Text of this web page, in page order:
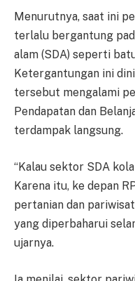
Menurutnya, saat ini
terlalu bergantung
alam (SDA) seperti
Ketergantungan ini
tersebut mengalami
Pendapatan dan
terdampak langsung.
“Kalau sektor SDA
Karena itu, ke depan
pertanian dan
yang diperbaharui
ujarnya.